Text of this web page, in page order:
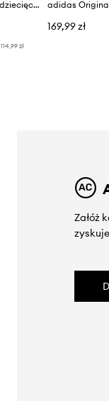
adidas Originals sneakersy dziecięce HOOPS 4.0 MID
114,99 zł
169,99 zł
Załóż